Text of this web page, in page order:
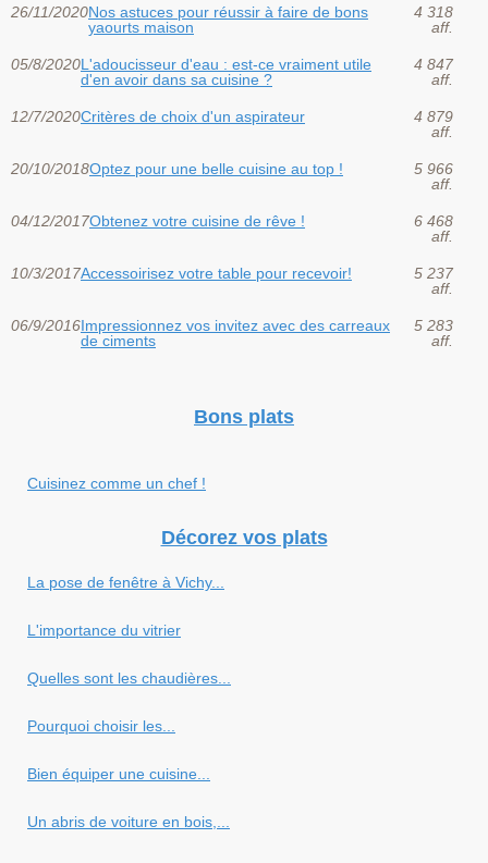
26/11/2020Nos astuces pour réussir à faire de bons
yaourts maison
4 318
aff.
05/8/2020L'adoucisseur d'eau : est-ce vraiment utile
d'en avoir dans sa cuisine ?
4 847
aff.
12/7/2020Critères de choix d'un aspirateur
4 879
aff.
20/10/2018Optez pour une belle cuisine au top !
5 966
aff.
04/12/2017Obtenez votre cuisine de rêve !
6 468
aff.
10/3/2017Accessoirisez votre table pour recevoir!
5 237
aff.
06/9/2016Impressionnez vos invitez avec des carreaux
de ciments
5 283
aff.
Bons plats
Cuisinez comme un chef !
Décorez vos plats
La pose de fenêtre à Vichy...
L'importance du vitrier
Quelles sont les chaudières...
Pourquoi choisir les...
Bien équiper une cuisine...
Un abris de voiture en bois,...